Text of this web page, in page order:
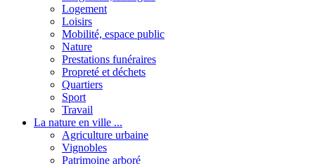
Logement
Loisirs
Mobilité, espace public
Nature
Prestations funéraires
Propreté et déchets
Quartiers
Sport
Travail
La nature en ville ...
Agriculture urbaine
Vignobles
Patrimoine arboré